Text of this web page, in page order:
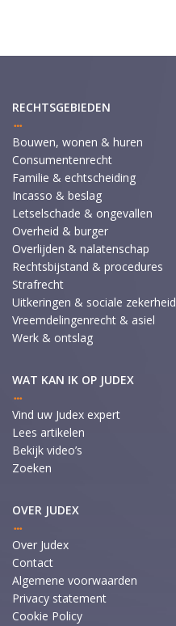
RECHTSGEBIEDEN
Bouwen, wonen & huren
Consumentenrecht
Familie & echtscheiding
Incasso & beslag
Letselschade & ongevallen
Overheid & burger
Overlijden & nalatenschap
Rechtsbijstand & procedures
Strafrecht
Uitkeringen & sociale zekerheid
Vreemdelingenrecht & asiel
Werk & ontslag
WAT KAN IK OP JUDEX
Vind uw Judex expert
Lees artikelen
Bekijk video’s
Zoeken
OVER JUDEX
Over Judex
Contact
Algemene voorwaarden
Privacy statement
Cookie Policy